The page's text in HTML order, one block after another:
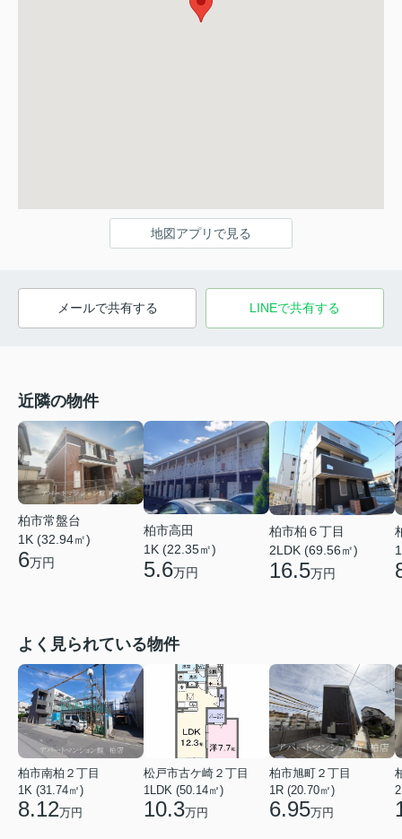
地図アプリで見る
メールで共有する LINEで共有する
近隣の物件
柏市常盤台
1K (32.94㎡)
6万円
柏市高田
1K (22.35㎡)
5.6万円
柏市柏６丁目
2LDK (69.56㎡)
16.5万円
よく見られている物件
柏市南柏２丁目
1K (31.74㎡)
8.12万円
松戸市古ケ崎２丁目
1LDK (50.14㎡)
10.3万円
柏市旭町２丁目
1R (20.70㎡)
6.95万円